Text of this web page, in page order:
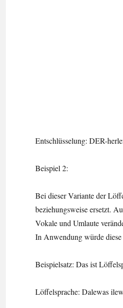
Entschlüsselung: DER-
Beispiel 2:
Bei dieser Variante der
beziehungsweise ersetzt.
Vokale und Umlaute
In Anwendung würde
Beispielsatz: Das ist
Löffelsprache: Dalewas